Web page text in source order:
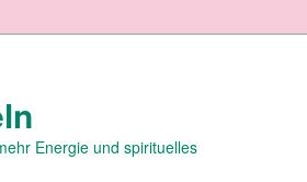
Energie und spirituelles